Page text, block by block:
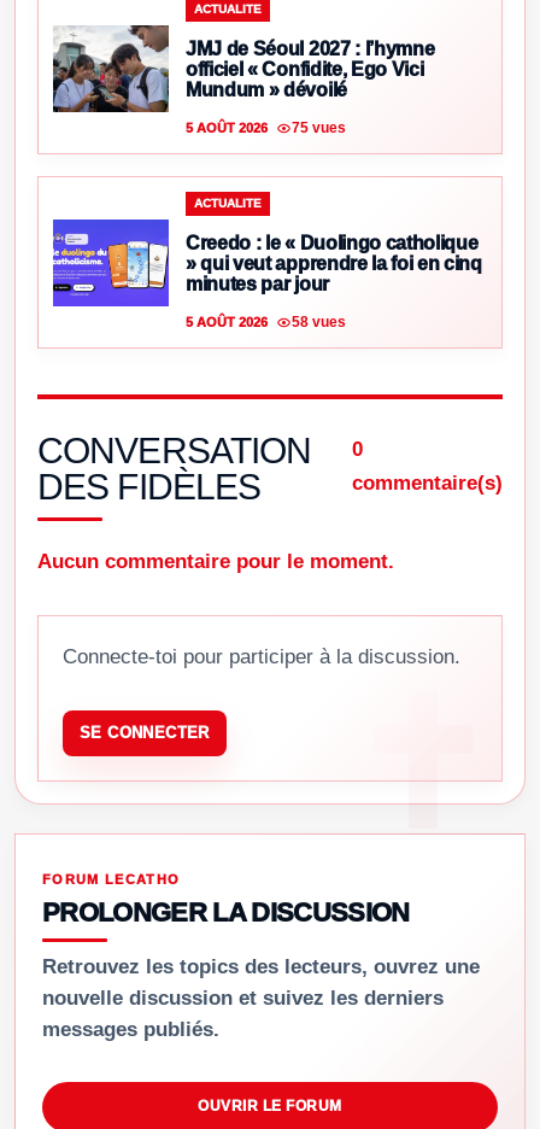
ACTUALITE
JMJ de Séoul 2027 : l’hymne
officiel « Confidite, Ego Vici
Mundum » dévoilé
5 AOÛT 2026 75 vues
ACTUALITE
Creedo : le « Duolingo catholique
» qui veut apprendre la foi en cinq
minutes par jour
5 AOÛT 2026 58 vues
CONVERSATION
DES FIDÈLES
0
commentaire(s)
Aucun commentaire pour le moment.
Connecte-toi pour participer à la discussion.
SE CONNECTER
FORUM LECATHO
PROLONGER LA DISCUSSION
Retrouvez les topics des lecteurs, ouvrez une
nouvelle discussion et suivez les derniers
messages publiés.
OUVRIR LE FORUM